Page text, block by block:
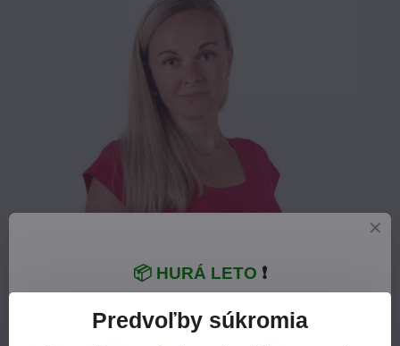
Predvoľby súkromia
📦 HURÁ LETO ❗